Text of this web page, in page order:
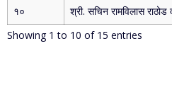
१०
श्री. सचिन रामविलास राठोड
Showing 1 to 10 of 15 entries